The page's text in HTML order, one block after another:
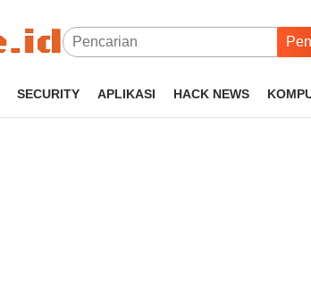
SECURITY APLIKASI HACK NEWS